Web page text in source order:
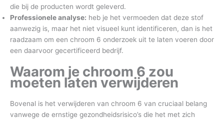
die bij de producten wordt geleverd.
Professionele analyse: heb je het vermoeden dat deze stof
aanwezig is, maar het niet visueel kunt identificeren, dan is het
raadzaam om een chroom 6 onderzoek uit te laten voeren door
een daarvoor gecertificeerd bedrijf.
Waarom je chroom 6 zou
moeten laten verwijderen
Bovenal is het verwijderen van chroom 6 van cruciaal belang
vanwege de ernstige gezondheidsrisico’s die het met zich